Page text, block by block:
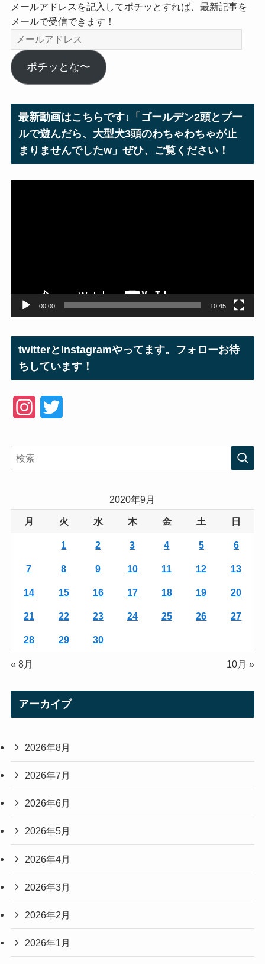
メールアドレスを記入してポチッとすれば、最新記事を
メールで受信できます！
メ
ー
ル
ア
ス
ポチッとな〜
最新動画はこちらです↓「ゴールデン2頭とプー
ルで遊んだら、大型犬3頭のわちゃわちゃが止
まりませんでしたw」ぜひ、ご覧ください！
00:00 10:45
twitterとInstagramやってます。フォローお待
ちしています！
e
r
2020年9月
月 火 水 木 金 土 日
1 2 3 4 5 6
7 8 9 10 11 12 13
14 15 16 17 18 19 20
21 22 23 24 25 26 27
28 29 30
« 8月 10月 »
アーカイブ
2026年8月
2026年7月
2026年6月
2026年5月
2026年4月
2026年3月
2026年2月
2026年1月